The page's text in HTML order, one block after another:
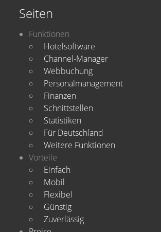
Seiten
Funktionen
Hotelsoftware
Channel-Manager
Webbuchung
Personalmanagement
Finanzen
Schnittstellen
Statistiken
Für Deutschland
Weitere Funktionen
Vorteile
Einfach
Mobil
Flexibel
Günstig
Zuverlässig